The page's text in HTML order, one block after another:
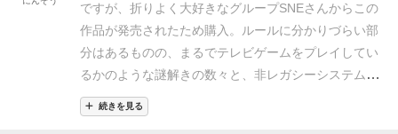
ですが、折りよく大好きなグループSNEさんからこの
作品が発売されたため購入。
ルールに分かりづらい部
分はあるものの、まるでテレビゲームをプレイしてい
るかのような謎解きの数々と、非レガシーシステムの
ためコンポーネントやカードを汚したり破いたりする
必要がないので、ある程度気軽に謎解きに挑むことが
続きを見る